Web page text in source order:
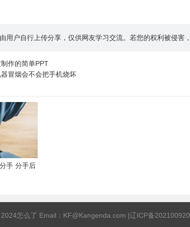
用户自行上传分享，仅供网友学习交流。若您的权利被侵害
作的简单PPT
冒烟会不会把手机烧坏
手 分手后
怎么了 Email：KF@Kangenda.com |辽ICP备